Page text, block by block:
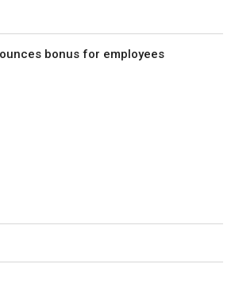
bonus for employees